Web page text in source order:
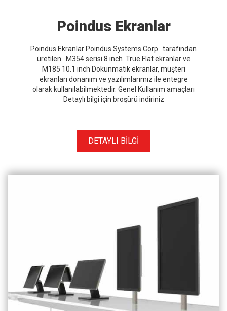
Poindus Ekranlar
Poindus Ekranlar Poindus Systems Corp. tarafından
üretilen M354 serisi 8 inch True Flat ekranlar ve
M185 10.1 inch Dokunmatik ekranlar, müşteri
ekranları donanım ve yazılımlarımız ile entegre
olarak kullanılabilmektedir. Genel Kullanım amaçları
Detaylı bilgi için broşürü indiriniz
DETAYLI BİLGİ